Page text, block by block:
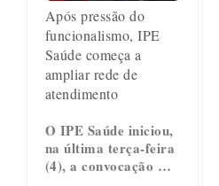
Após pressão do
funcionalismo, IPE
Saúde começa a
ampliar rede de
atendimento
O IPE Saúde iniciou,
na última terça-feira
(4), a convocação …